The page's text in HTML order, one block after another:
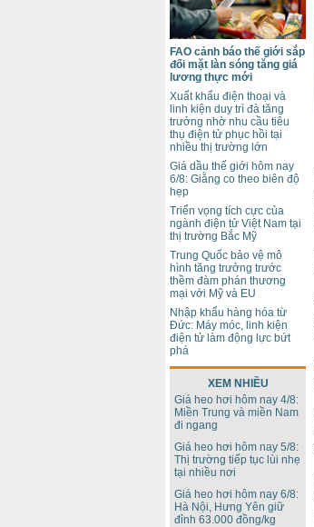
FAO cảnh báo thế giới sắp
đối mặt làn sóng tăng giá
lương thực mới
Xuất khẩu điện thoại và
linh kiện duy trì đà tăng
trưởng nhờ nhu cầu tiêu
thụ điện tử phục hồi tại
nhiều thị trường lớn
Giá dầu thế giới hôm nay
6/8: Giằng co theo biên độ
hẹp
Triển vọng tích cực của
ngành điện tử Việt Nam tại
thị trường Bắc Mỹ
Trung Quốc bảo vệ mô
hình tăng trưởng trước
thềm đàm phán thương
mại với Mỹ và EU
Nhập khẩu hàng hóa từ
Đức: Máy móc, linh kiện
điện tử làm động lực bứt
phá
XEM NHIỀU
Giá heo hơi hôm nay 4/8:
Miền Trung và miền Nam
đi ngang
Giá heo hơi hôm nay 5/8:
Thị trường tiếp tục lùi nhẹ
tại nhiều nơi
Giá heo hơi hôm nay 6/8:
Hà Nội, Hưng Yên giữ
đỉnh 63.000 đồng/kg